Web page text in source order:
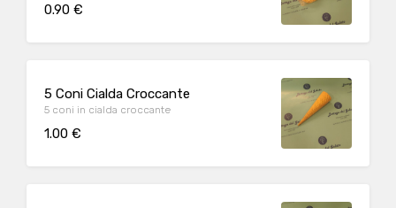
0.90 €
5 Coni Cialda Croccante
5 coni in cialda croccante
1.00 €